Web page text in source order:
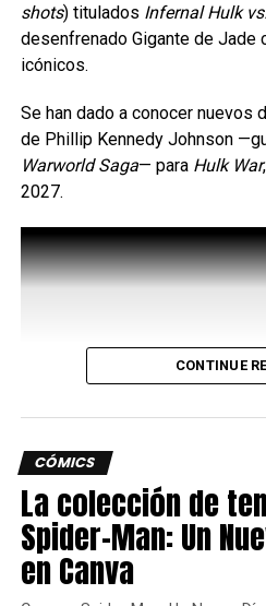
Una fatídica
araña le da al
agitador
poder de
corrupción.
A 15 años de
lanzamiento
original de
Noir. Pronto
de este
pic.twitter.com/
tD
— Panini Cómics México
2023
shots) titulados Infernal Hulk vs.
desenfrenado Gigante de Jade
icónicos.
Se han dado a conocer nuevos
de Phillip Kennedy Johnson
Warworld Saga— ​​para Hulk War
2027.
CONTINUE
CÓMICS
La colección de
Spider-Man: Un
en Canva